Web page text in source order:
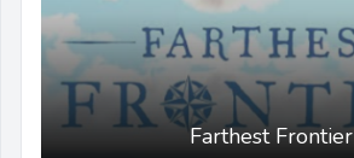
Farthest Frontier